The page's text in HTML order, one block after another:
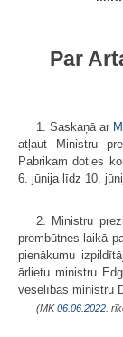
Par
1. Saskaņā ar
atļaut Ministru
Pabrikam doties
6. jūnija līdz 10.
2. Ministru
prombūtnes laikā
pienākumu
ārlietu ministru
veselības ministru
(MK06.06.2022.